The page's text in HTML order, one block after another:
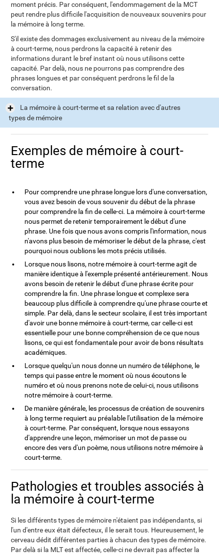
moment précis. Par conséquent, l'endommagement de la MCT
peut rendre plus difficile l'acquisition de nouveaux souvenirs pour
la mémoire à long terme.
S'il existe des dommages exclusivement au niveau de la mémoire
à court-terme, nous perdrons la capacité à retenir des
informations durant le bref instant où nous utilisons cette
capacité. Par delà, nous ne pourrons pas comprendre des
phrases longues et par conséquent perdrons le fil de la
conversation.
La mémoire à court-terme et sa relation avec d'autres
types de mémoire
Exemples de mémoire à court-
terme
Pour comprendre une phrase longue lors d'une conversation,
vous avez besoin de vous souvenir du début de la phrase
pour comprendre la fin de celle-ci. La mémoire à court-terme
nous permet de retenir temporairement le début d'une
phrase. Une fois que nous avons compris l'information, nous
n'avons plus besoin de mémoriser le début de la phrase, c'est
pourquoi nous oublions les mots précis utilisés.
Lorsque nous lisons, notre mémoire à court-terme agit de
manière identique à l'exemple présenté antérieurement. Nous
avons besoin de retenir le début d'une phrase écrite pour
comprendre la fin. Une phrase longue et complexe sera
beaucoup plus difficile à comprendre qu'une phrase courte et
simple. Par delà, dans le secteur scolaire, il est très important
d'avoir une bonne mémoire à court-terme, car celle-ci est
essentielle pour une bonne compréhension de ce que nous
lisons, ce qui est fondamentale pour avoir de bons résultats
académiques.
Lorsque quelqu'un nous donne un numéro de téléphone, le
temps qui passe entre le moment où nous écoutons le
numéro et où nous prenons note de celui-ci, nous utilisons
notre mémoire à court-terme.
De manière générale, les processus de création de souvenirs
à long terme requiert au préalable l'utilisation de la mémoire
à court-terme. Par conséquent, lorsque nous essayons
d'apprendre une leçon, mémoriser un mot de passe ou
encore des vers d'un poème, nous utilisons notre mémoire à
court-terme.
Pathologies et troubles associés à
la mémoire à court-terme
Si les différents types de mémoire n'étaient pas indépendants, si
l'un d'entre eux était défecteux, il le serait tous. Heureusement, le
cerveau dédit différentes parties à chacun des types de mémoire.
Par delà si la MLT est affectée, celle-ci ne devrait pas affecter la